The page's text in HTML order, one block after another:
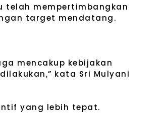
telah mempertimbangkan
target mendatang.
mencakup kebijakan
kata Sri Mulyani
yang lebih tepat.